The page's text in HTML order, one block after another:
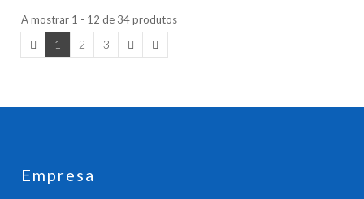
A mostrar 1 - 12 de 34 produtos
1 2 3
Empresa